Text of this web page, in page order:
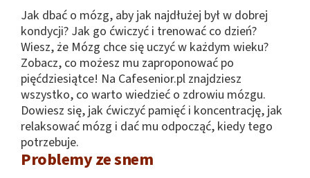
Jak dbać o mózg, aby jak najdłużej był w dobrej
kondycji? Jak go ćwiczyć i trenować co dzień?
Wiesz, że Mózg chce się uczyć w każdym wieku?
Zobacz, co możesz mu zaproponować po
pięćdziesiątce! Na Cafesenior.pl znajdziesz
wszystko, co warto wiedzieć o zdrowiu mózgu.
Dowiesz się, jak ćwiczyć pamięć i koncentrację, jak
relaksować mózg i dać mu odpocząć, kiedy tego
potrzebuje.
Problemy ze snem